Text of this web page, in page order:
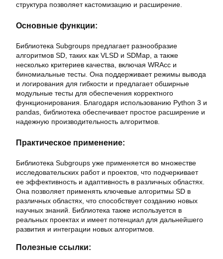
структура позволяет кастомизацию и расширение.
Основные функции:
Библиотека Subgroups предлагает разнообразие
алгоритмов SD, таких как VLSD и SDMap, а также
несколько критериев качества, включая WRAcc и
биномиальные тесты. Она поддерживает режимы вывода
и логирования для гибкости и предлагает обширные
модульные тесты для обеспечения корректного
функционирования. Благодаря использованию Python 3 и
pandas, библиотека обеспечивает простое расширение и
надежную производительность алгоритмов.
Практическое применение:
Библиотека Subgroups уже применяется во множестве
исследовательских работ и проектов, что подчеркивает
ее эффективность и адаптивность в различных областях.
Она позволяет применять ключевые алгоритмы SD в
различных областях, что способствует созданию новых
научных знаний. Библиотека также используется в
реальных проектах и имеет потенциал для дальнейшего
развития и интеграции новых алгоритмов.
Полезные ссылки: